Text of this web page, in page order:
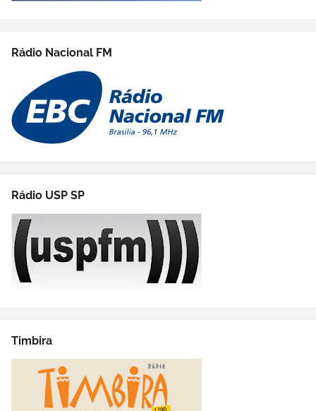
Rádio Nacional FM
Rádio USP SP
Timbira